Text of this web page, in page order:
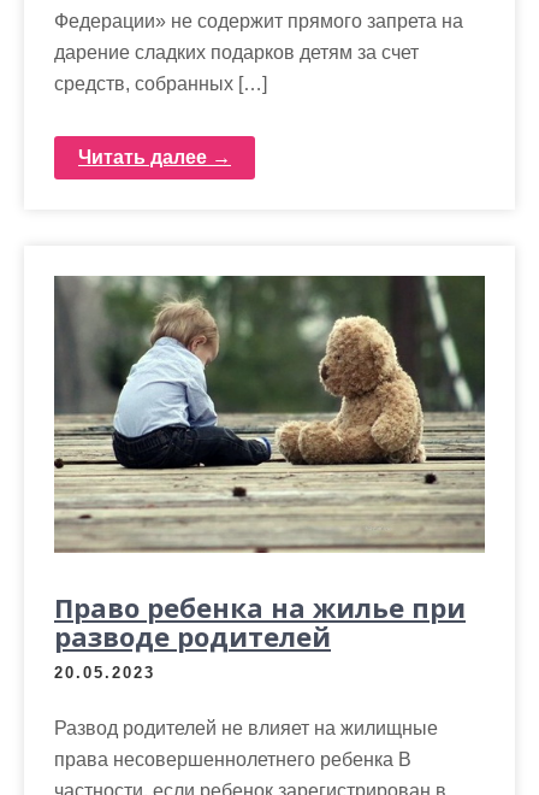
Федерации» не содержит прямого запрета на
дарение сладких подарков детям за счет
средств, собранных […]
Читать далее →
Право ребенка на жилье при
разводе родителей
20.05.2023
Развод родителей не влияет на жилищные
права несовершеннолетнего ребенка В
частности, если ребенок зарегистрирован в